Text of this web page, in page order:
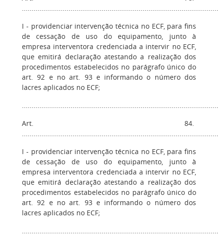
I - providenciar intervenção técnica no ECF, para fins
de cessação de uso do equipamento, junto à
empresa interventora credenciada a intervir no ECF,
que emitirá declaração atestando a realização dos
procedimentos estabelecidos no parágrafo único do
art. 92 e no art. 93 e informando o número dos
lacres aplicados no ECF;
Art. 84.
I - providenciar intervenção técnica no ECF, para fins
de cessação de uso do equipamento, junto à
empresa interventora credenciada a intervir no ECF,
que emitirá declaração atestando a realização dos
procedimentos estabelecidos no parágrafo único do
art. 92 e no art. 93 e informando o número dos
lacres aplicados no ECF;